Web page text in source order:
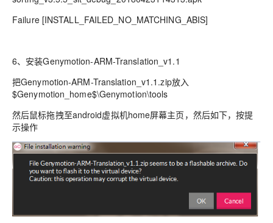
Failure [INSTALL_FAILED_NO_MATCHING_ABIS]
6、安装Genymotion-ARM-Translation_v1.1
把Genymotion-ARM-Translation_v1.1.zip放入
$Genymotion_home$\Genymotion\tools
然后鼠标拖拽至android虚拟机home屏幕主页，然后如下，按提
示操作